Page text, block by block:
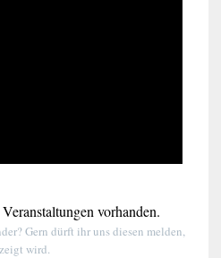
vorhanden.
Gern dürft ihr uns diesen melden,
wird.